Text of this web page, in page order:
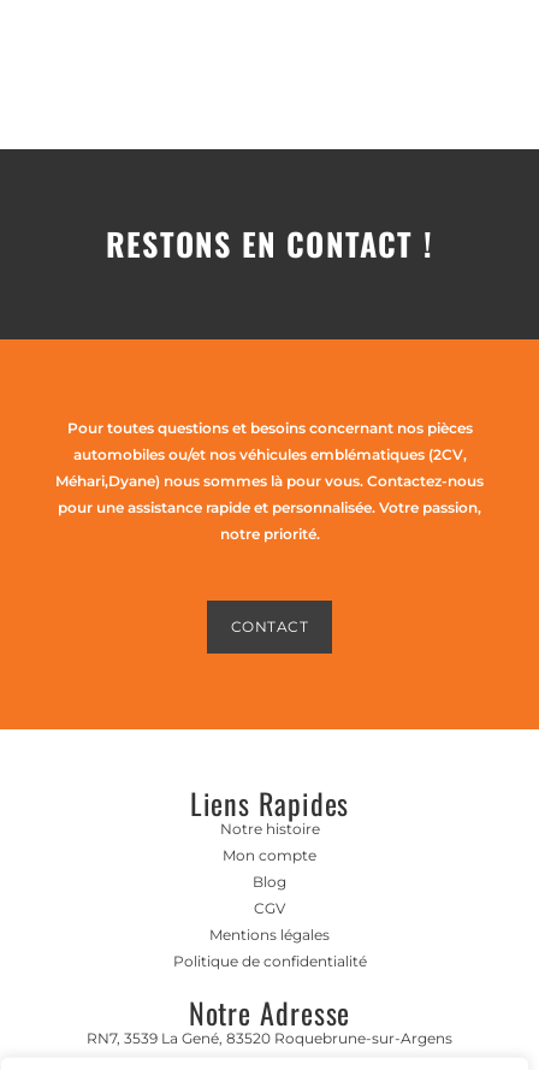
RESTONS EN CONTACT !
Pour toutes questions et besoins concernant nos pièces
automobiles ou/et nos véhicules emblématiques (2CV,
Méhari,Dyane) nous sommes là pour vous. Contactez-nous
pour une assistance rapide et personnalisée. Votre passion,
notre priorité.
CONTACT
Liens Rapides
Notre histoire
Mon compte
Blog
CGV
Mentions légales
Politique de confidentialité
Notre Adresse
RN7, 3539 La Gené, 83520 Roquebrune-sur-Argens